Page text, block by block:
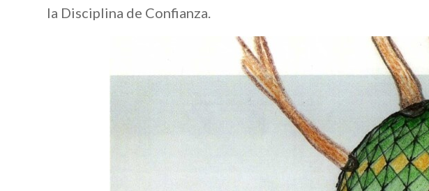
la Disciplina de Confianza.